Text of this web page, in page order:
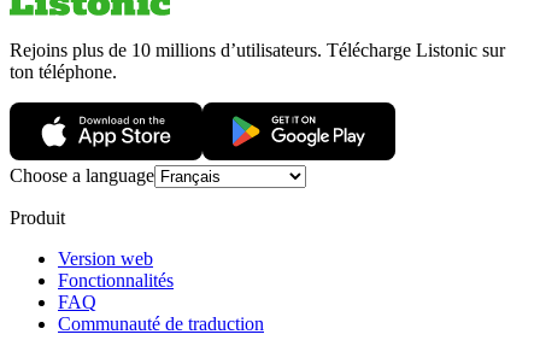
Rejoins plus de 10 millions d’utilisateurs. Télécharge Listonic sur
ton téléphone.
Choose a language
Produit
Version web
Fonctionnalités
FAQ
Communauté de traduction